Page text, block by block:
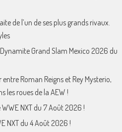
de l’un de ses plus grands rivaux.
Grand Slam Mexico 2026 du
Roman Reigns et Rey Mysterio,
les roues de la AEW !
NXT du 7 Août 2026 !
NXT du 4 Août 2026 !